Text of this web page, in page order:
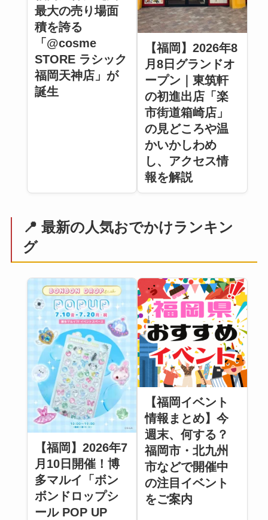
最大の売り場面
積を誇る
「@cosme
STORE ラシック
福岡天神店」が
誕生
【福岡】2026年8
月8日グランドオ
ープン｜東筑軒
の初進出店「楽
市街道箱崎店」
の見どころや温
かいかしわめ
し、アクセス情
報を解説
📍 最新の人気おでかけランキン
グ
【福岡】2026年7
月10日開催！博
多マルイ「ボン
ボンドロップシ
ール POP UP
【福岡イベント
情報まとめ】今
週末、何する？
福岡市・北九州
市などで開催中
の注目イベント
をご案内